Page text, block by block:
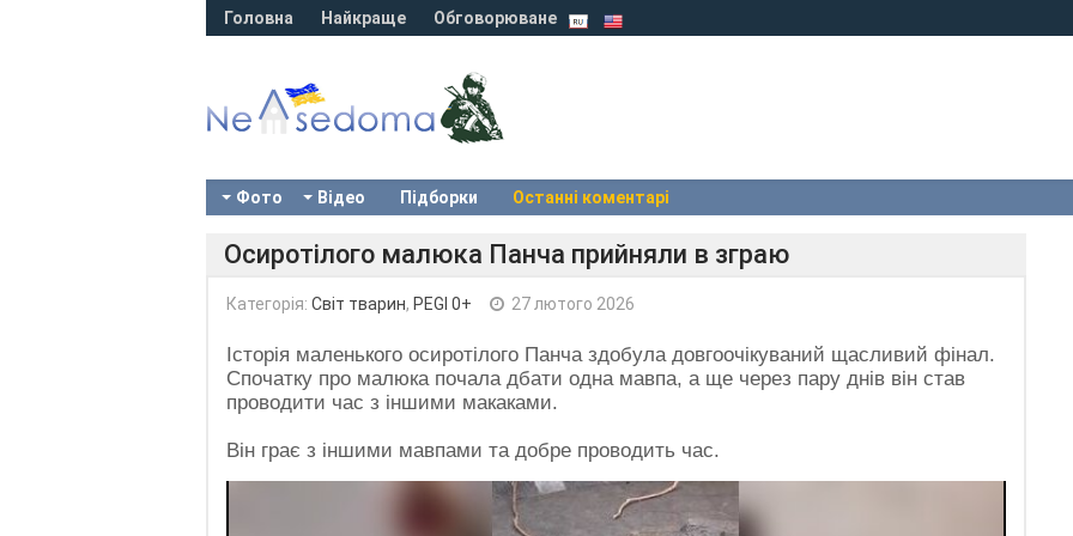
Головна Найкраще Обговорюване
Фото Відео Підборки Останні коментарі
Осиротілого малюка Панча прийняли в зграю
Категорія: Світ тварин, PEGI 0+ 27 лютого 2026
Історія маленького осиротілого Панча здобула довгоочікуваний щасливий фінал.
Спочатку про малюка почала дбати одна мавпа, а ще через пару днів він став
проводити час з іншими макаками.
Він грає з іншими мавпами та добре проводить час.